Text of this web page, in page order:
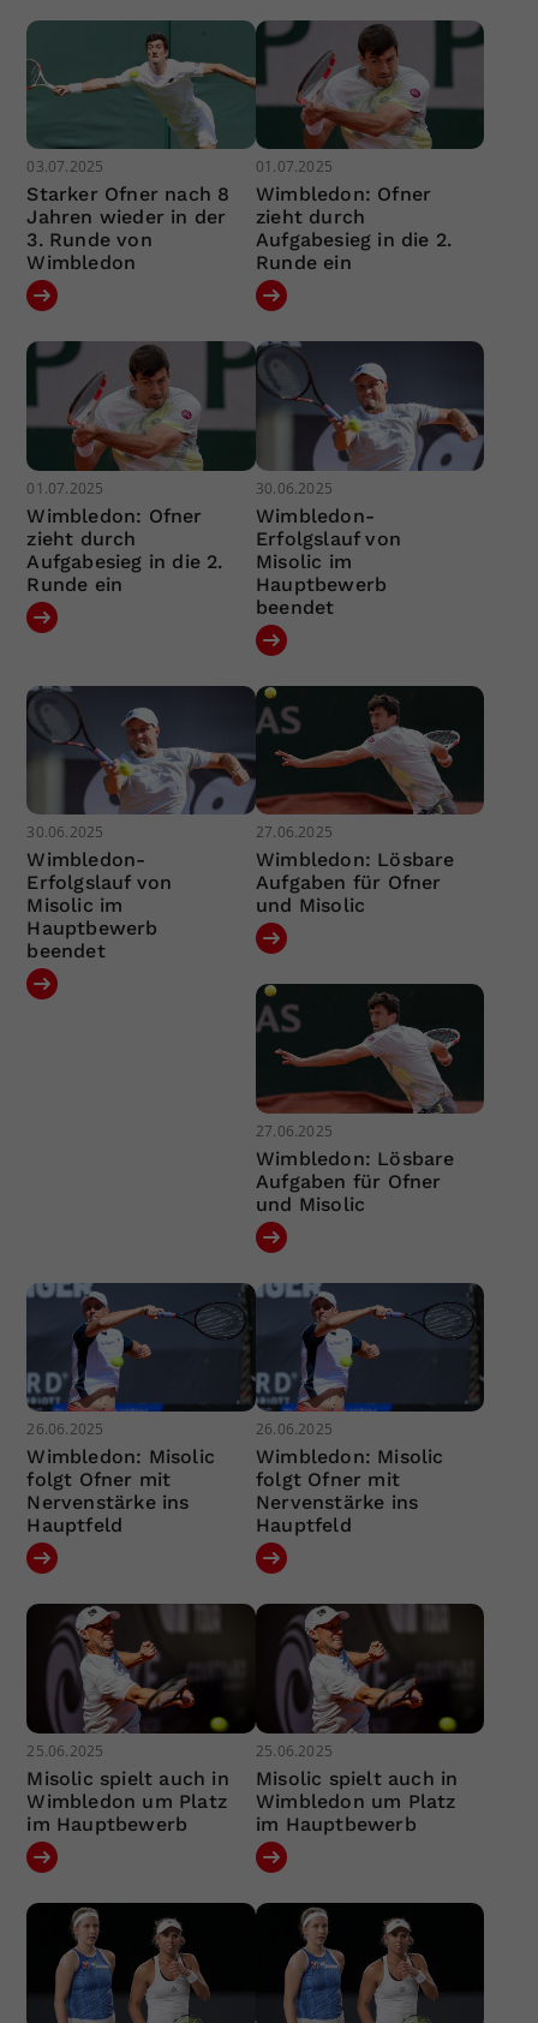
03.07.2025
Starker Ofner nach 8
Jahren wieder in der
3. Runde von
Wimbledon
01.07.2025
Wimbledon: Ofner
zieht durch
Aufgabesieg in die 2.
Runde ein
01.07.2025
Wimbledon: Ofner
zieht durch
Aufgabesieg in die 2.
Runde ein
30.06.2025
Wimbledon-
Erfolgslauf von
Misolic im
Hauptbewerb
beendet
30.06.2025
Wimbledon-
Erfolgslauf von
Misolic im
Hauptbewerb
beendet
27.06.2025
Wimbledon: Lösbare
Aufgaben für Ofner
und Misolic
27.06.2025
Wimbledon: Lösbare
Aufgaben für Ofner
und Misolic
26.06.2025
Wimbledon: Misolic
folgt Ofner mit
Nervenstärke ins
Hauptfeld
26.06.2025
Wimbledon: Misolic
folgt Ofner mit
Nervenstärke ins
Hauptfeld
25.06.2025
Misolic spielt auch in
Wimbledon um Platz
im Hauptbewerb
25.06.2025
Misolic spielt auch in
Wimbledon um Platz
im Hauptbewerb